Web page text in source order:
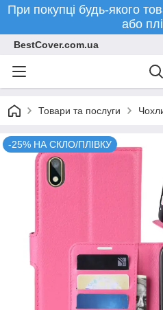
При покупці будь-якого
або
BestCover.com.ua
Товари та послуги
-25% НА СКЛО/ПЛІВКУ